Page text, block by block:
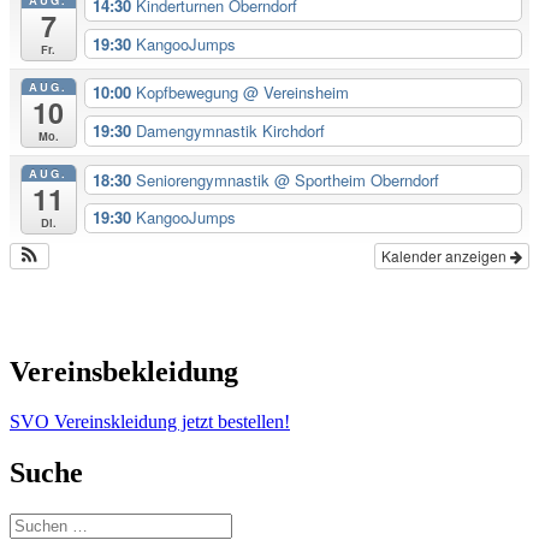
7
Fr.
14:30 Kinderturnen Oberndorf
19:30 KangooJumps
AUG.
10
Mo.
10:00 Kopfbewegung @ Vereinsheim
19:30 Damengymnastik Kirchdorf
AUG.
11
Di.
18:30 Seniorengymnastik @ Sportheim Oberndorf
19:30 KangooJumps
Kalender anzeigen
Vereinsbekleidung
SVO Vereinskleidung jetzt bestellen!
Suche
Suchen